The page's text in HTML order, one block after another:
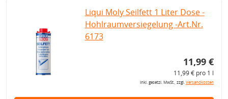
Liqui Moly Seilfett 1 Liter Dose -
Hohlraumversiegelung -Art.Nr.
6173
11,99 €
11,99 € pro 1 l
inkl. gesetzl. MwSt., zzgl.Versandkosten